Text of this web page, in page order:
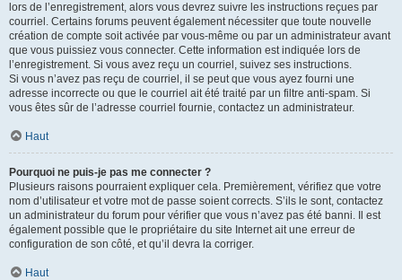
lors de l’enregistrement, alors vous devrez suivre les instructions reçues par
courriel. Certains forums peuvent également nécessiter que toute nouvelle
création de compte soit activée par vous-même ou par un administrateur avant
que vous puissiez vous connecter. Cette information est indiquée lors de
l’enregistrement. Si vous avez reçu un courriel, suivez ses instructions.
Si vous n’avez pas reçu de courriel, il se peut que vous ayez fourni une
adresse incorrecte ou que le courriel ait été traité par un filtre anti-spam. Si
vous êtes sûr de l’adresse courriel fournie, contactez un administrateur.
Haut
Pourquoi ne puis-je pas me connecter ?
Plusieurs raisons pourraient expliquer cela. Premièrement, vérifiez que votre
nom d’utilisateur et votre mot de passe soient corrects. S’ils le sont, contactez
un administrateur du forum pour vérifier que vous n’avez pas été banni. Il est
également possible que le propriétaire du site Internet ait une erreur de
configuration de son côté, et qu’il devra la corriger.
Haut